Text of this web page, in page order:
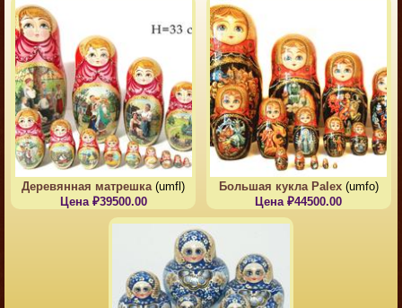
Деревянная матрешка(umfl)
Цена ₽39500.00
Большая кукла Palex(umfo)
Цена ₽44500.00